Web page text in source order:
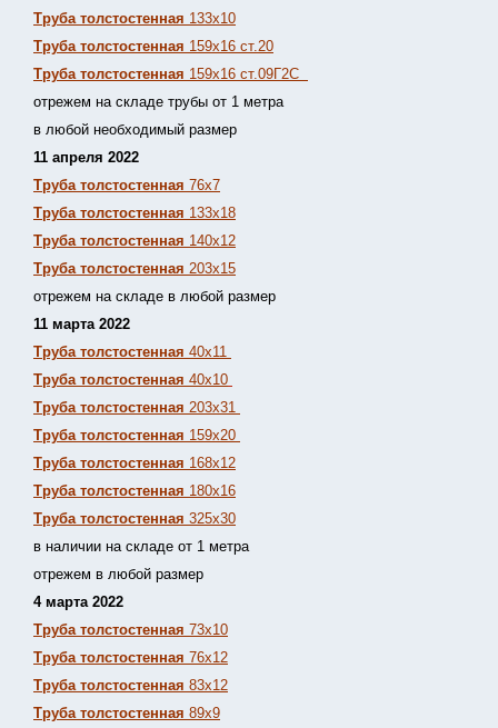
Труба толстостенная 133х10
Труба толстостенная 159х16 ст.20
Труба толстостенная 159х16 ст.09Г2С
отрежем на складе трубы от 1 метра
в любой необходимый размер
11 апреля 2022
Труба толстостенная 76х7
Труба толстостенная 133х18
Труба толстостенная 140х12
Труба толстостенная 203х15
отрежем на складе в любой размер
11 марта 2022
Труба толстостенная 40х11
Труба толстостенная 40х10
Труба толстостенная 203х31
Труба толстостенная 159х20
Труба толстостенная 168х12
Труба толстостенная 180х16
Труба толстостенная 325х30
в наличии на складе от 1 метра
отрежем в любой размер
4 марта 2022
Труба толстостенная 73х10
Труба толстостенная 76х12
Труба толстостенная 83х12
Труба толстостенная 89х9